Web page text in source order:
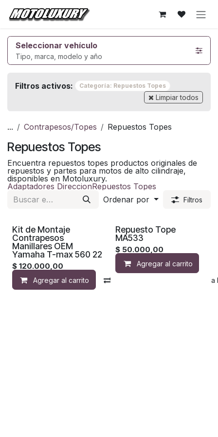
Ir al contenido
Seleccionar vehículo
Tipo, marca, modelo y año
Filtros activos: Categoría: Repuestos Topes
Limpiar todos
... Contrapesos/Topes Repuestos Topes
Repuestos Topes
Encuentra repuestos topes productos originales de
repuestos y partes para motos de alto cilindraje,
disponibles en Motoluxury.
Adaptadores DireccionRepuestos Topes
Ordenar por
Filtros
Kit de Montaje
Contrapesos
Manillares OEM
Yamaha T-max 560 22
$ 120.000,00
Agregar al carrito Agregar a
Repuesto Tope
MA533
$ 50.000,00
Agregar al carrito